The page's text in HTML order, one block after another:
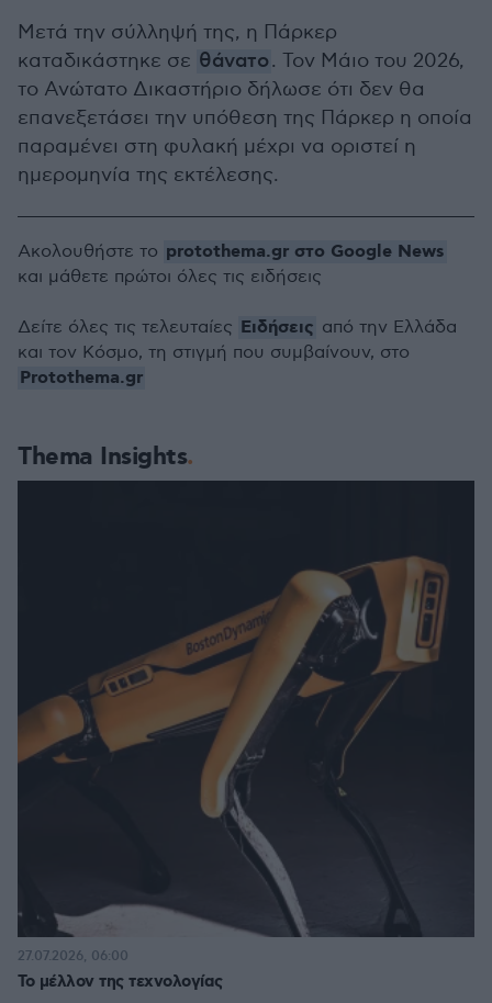
Μετά την σύλληψή της, η Πάρκερ
καταδικάστηκε σε θάνατο. Τον Μάιο του 2026,
το Ανώτατο Δικαστήριο δήλωσε ότι δεν θα
επανεξετάσει την υπόθεση της Πάρκερ η οποία
παραμένει στη φυλακή μέχρι να οριστεί η
ημερομηνία της εκτέλεσης.
Thema Insights
Το μέλλον της τεχνολογίας
27.07.2026, 06:00
Ακολουθήστε το protothema.gr στο Google News
και μάθετε πρώτοι όλες τις ειδήσεις
Δείτε όλες τις τελευταίες Ειδήσεις από την Ελλάδα
και τον Κόσμο, τη στιγμή που συμβαίνουν, στο
Protothema.gr